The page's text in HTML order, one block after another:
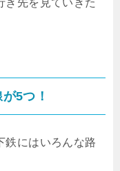
5つ！
鉄にはいろんな路